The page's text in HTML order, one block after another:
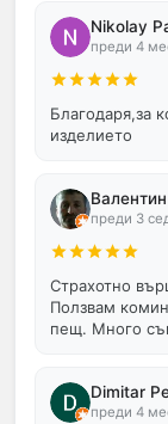
Nikolay
преди 4
Благодаря,за
изделието
преди 3
Страхотно
Ползвам
пещ. Много
Dimitar
преди 4